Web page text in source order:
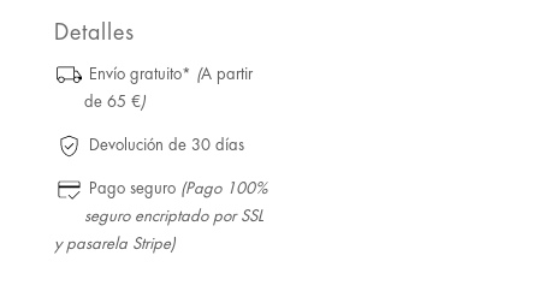
Detalles
Envío gratuito* (A partir
de 65 €)
Devolución de 30 días
Pago seguro (Pago 100%
seguro encriptado por SSL
y pasarela Stripe)